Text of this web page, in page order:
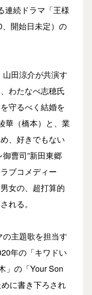
連続ドラマ「王様
開始日未定）の
田涼介が共演す
わたなべ志穂氏
守るべく結婚を
華（橋本）と、業
、好きでもない
曹司”新田東郷
ブコメディー
女の、超打算的
れる。
主題歌を担当す
年の「キワドい
」の「Your Son
に書き下ろされ